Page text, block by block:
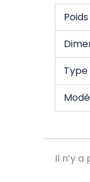
Poids
Type
Il n’y a